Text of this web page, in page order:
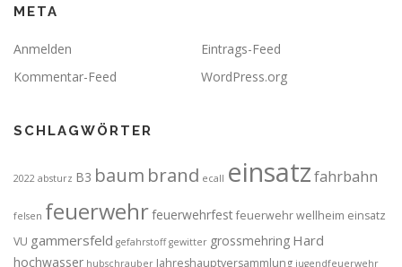
META
Anmelden
Eintrags-Feed
Kommentar-Feed
WordPress.org
SCHLAGWÖRTER
2022 absturz B3 baum brand ecall einsatzfahrbahn
felsen feuerwehrfeuerwehrfest feuerwehr wellheim einsatz
VU gammersfeld gefahrstoff gewitter grossmehring Hard
hochwasser hubschrauber Jahreshauptversammlung jugendfeuerwehr